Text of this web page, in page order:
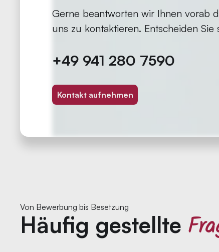
Gerne beantworten wir Ihnen vorab
uns zu kontaktieren. Entscheiden Sie
+49 941 280 7590
Kontakt aufnehmen
Von Bewerbung bis Besetzung
Häufig gestellte